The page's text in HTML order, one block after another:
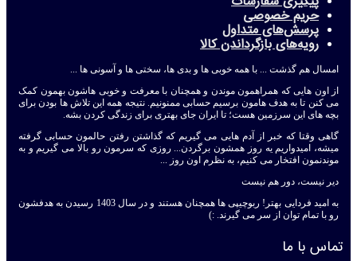
حریم خصوصی
پرسش‌های متداول
رویه‌های بازگرداندن کالا
امسال هم گذشت ... با همه خوبی ها و بدی ها، سختی ها و آسونی ها ...
از اون هایی که همراهمون موندن و همچنان با معرفت و خوبی هاشون بهمون کمک
می کنن تا به هدف هامون برسیم حسابی ممنونیم. نتیجه همه این تلاش ها بودن برای
بچه های این سرزمین هست؛ تا ایران جای بهتری برای زندگی کردن بشه.
گاهی وقتا که خبر از آدم هایی می گیریم که گذاشتن رفتن حالمون حسابی گرفته
میشه، امیدواریم یه روز همشون برگردن... روزی که سرمون رو بالا می گیریم و به
موندنمون افتخار می کنیم، به نظرم اون روز ...
دیر نیست، دور هم نیست
به امید فردایی بهتر! ربوچیپی ها همچنان هستند و در سال 1403 رسیدن به هدفشون
رو با تمام توان از سر می گیرند. :)
تماس با ما